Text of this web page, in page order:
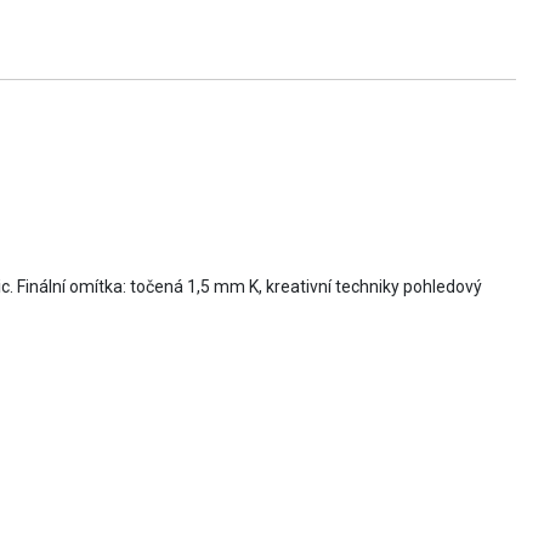
omítka: točená 1,5 mm K, kreativní techniky pohledový